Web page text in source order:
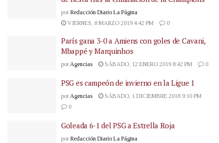
por Redacción Diario La Página
VIERNES, 8 MARZO 2019 4:42 PM
0
París gana 3-0 a Amiens con goles de Cavani,
Mbappé y Marquinhos
por Agencias SÁBADO, 12 ENERO 2019 8:42 PM 0
PSG es campeón de invierno en la Ligue 1
porAgencias
SÁBADO, 1 DICIEMBRE 2018 9:10 PM
0
Goleada 6-1 del PSG a Estrella Roja
por Redacción Diario La Página